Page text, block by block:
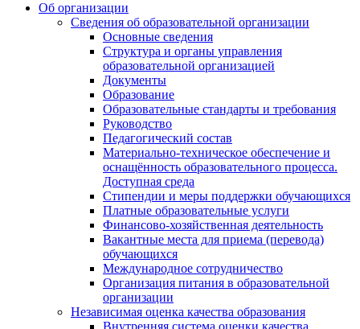
Об организации
Сведения об образовательной организации
Основные сведения
Структура и органы управления
образовательной организацией
Документы
Образование
Образовательные стандарты и требования
Руководство
Педагогический состав
Материально-техническое обеспечение и
оснащённость образовательного процесса.
Доступная среда
Стипендии и меры поддержки обучающихся
Платные образовательные услуги
Финансово-хозяйственная деятельность
Вакантные места для приема (перевода)
обучающихся
Международное сотрудничество
Организация питания в образовательной
организации
Независимая оценка качества образования
Внутренняя система оценки качества